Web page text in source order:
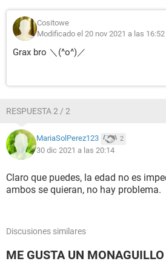
Cositowe
Modificado el 20 nov 2021 a las 16:52
Grax bro ＼(^o^)／
RESPUESTA 2 / 2
MariaSolPerez123 2
30 dic 2021 a las 20:14
Claro que puedes, la edad no es
ambos se quieran, no hay problema.
Discusiones similares
ME GUSTA UN MONAGUILLO